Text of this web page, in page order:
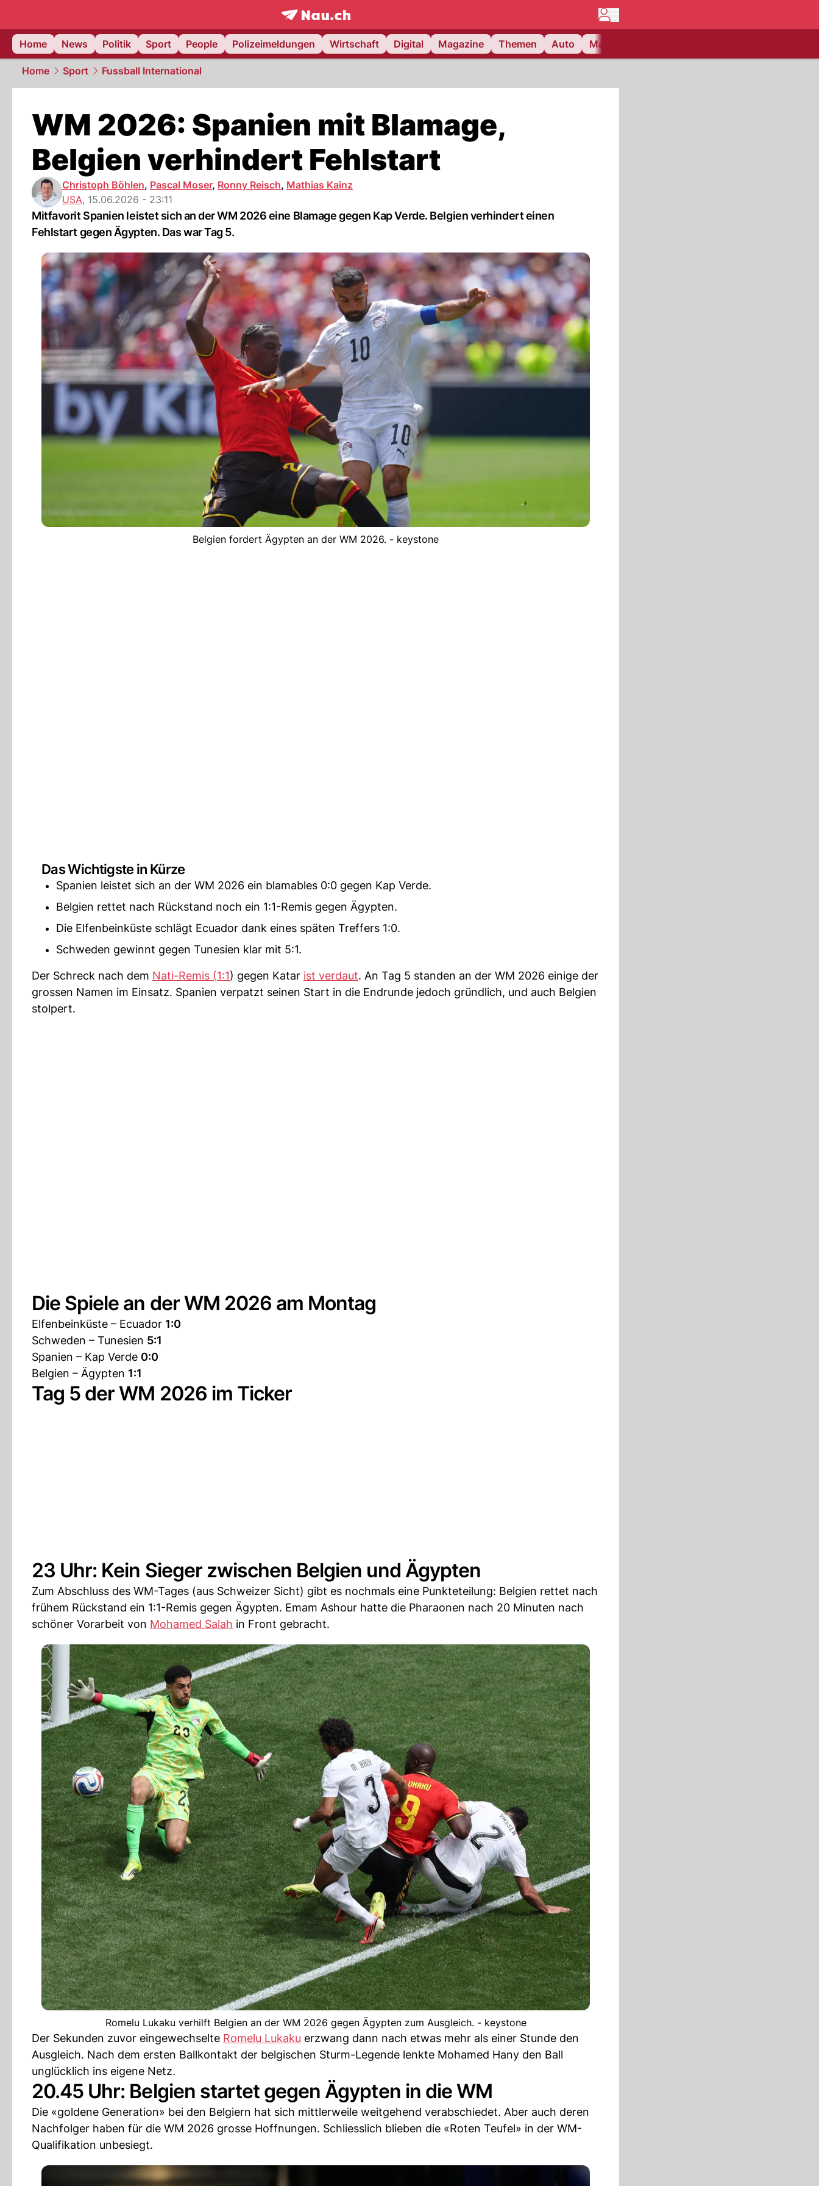
frontpage.NAU.ch
Home
News Politik Sport People Polizeimeldungen Wirtschaft Digital Magazine Themen Auto Matchcenter
Home Sport Fussball International
WM 2026: Spanien mit Blamage,
Belgien verhindert Fehlstart
Christoph Böhlen, Pascal Moser, Ronny Reisch, Mathias Kainz
USA, 15.06.2026 - 23:11
Mitfavorit Spanien leistet sich an der WM 2026 eine Blamage gegen Kap Verde. Belgien verhindert einen
Fehlstart gegen Ägypten. Das war Tag 5.
Belgien fordert Ägypten an der WM 2026. - keystone
Das Wichtigste in Kürze
Spanien leistet sich an der WM 2026 ein blamables 0:0 gegen Kap Verde.
Belgien rettet nach Rückstand noch ein 1:1-Remis gegen Ägypten.
Die Elfenbeinküste schlägt Ecuador dank eines späten Treffers 1:0.
Schweden gewinnt gegen Tunesien klar mit 5:1.
Der Schreck nach dem Nati-Remis (1:1) gegen Katar ist verdaut. An Tag 5 standen an der WM 2026 einige der
grossen Namen im Einsatz. Spanien verpatzt seinen Start in die Endrunde jedoch gründlich, und auch Belgien
stolpert.
Die Spiele an der WM 2026 am Montag
Elfenbeinküste – Ecuador 1:0
Schweden – Tunesien 5:1
Spanien – Kap Verde 0:0
Belgien – Ägypten 1:1
Tag 5 der WM 2026 im Ticker
23 Uhr: Kein Sieger zwischen Belgien und Ägypten
Zum Abschluss des WM-Tages (aus Schweizer Sicht) gibt es nochmals eine Punkteteilung: Belgien rettet nach
frühem Rückstand ein 1:1-Remis gegen Ägypten. Emam Ashour hatte die Pharaonen nach 20 Minuten nach
schöner Vorarbeit von Mohamed Salah in Front gebracht.
Romelu Lukaku verhilft Belgien an der WM 2026 gegen Ägypten zum Ausgleich. - keystone
Der Sekunden zuvor eingewechselte Romelu Lukaku erzwang dann nach etwas mehr als einer Stunde den
Ausgleich. Nach dem ersten Ballkontakt der belgischen Sturm-Legende lenkte Mohamed Hany den Ball
unglücklich ins eigene Netz.
20.45 Uhr: Belgien startet gegen Ägypten in die WM
Die «goldene Generation» bei den Belgiern hat sich mittlerweile weitgehend verabschiedet. Aber auch deren
Nachfolger haben für die WM 2026 grosse Hoffnungen. Schliesslich blieben die «Roten Teufel» in der WM-
Qualifikation unbesiegt.